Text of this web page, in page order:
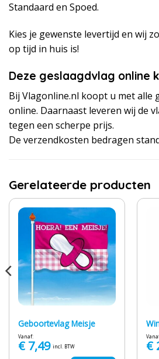
Standaard en Spoed.
Kies je gewenste levertijd en wij
op tijd in huis is!
Deze geslaagdvlag online
Bij Vlagonline.nl koopt u met alle
online. Daarnaast leveren wij de
tegen een scherpe prijs.
De verzendkosten bedragen
Gerelateerde producten
Geboortevlag Meisje
Vanaf:
€7,49 incl. BTW €